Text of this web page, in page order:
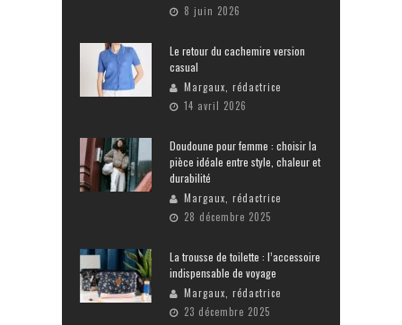
8 juin 2026
Le retour du cachemire version
casual
Margaux, rédactrice
14 avril 2026
Doudoune pour femme : choisir la
pièce idéale entre style, chaleur et
durabilité
Margaux, rédactrice
28 décembre 2025
La trousse de toilette : l’accessoire
indispensable de voyage
Margaux, rédactrice
23 décembre 2025